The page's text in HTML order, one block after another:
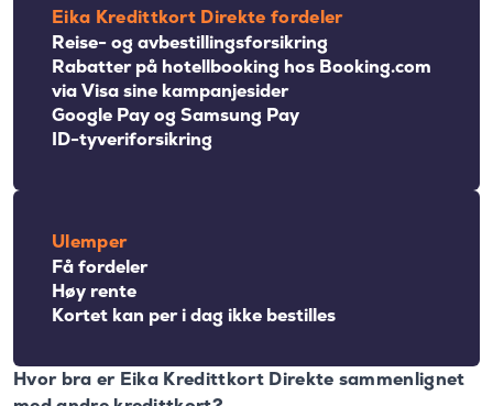
Eika Kredittkort Direkte fordeler
Reise- og avbestillingsforsikring
Rabatter på hotellbooking hos Booking.com
via Visa sine kampanjesider
Google Pay og Samsung Pay
ID-tyveriforsikring
Ulemper
Få fordeler
Høy rente
Kortet kan per i dag ikke bestilles
Hvor bra er Eika Kredittkort Direkte sammenlignet